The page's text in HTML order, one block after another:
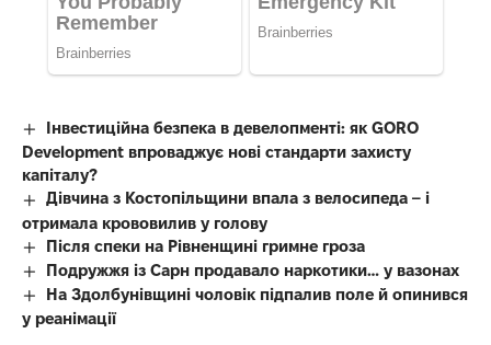
Інвестиційна безпека в девелопменті: як GORO
Development впроваджує нові стандарти захисту
капіталу?
Дівчина з Костопільщини впала з велосипеда – і
отримала крововилив у голову
Після спеки на Рівненщині гримне гроза
Подружжя із Сарн продавало наркотики… у вазонах
На Здолбунівщині чоловік підпалив поле й опинився
у реанімації